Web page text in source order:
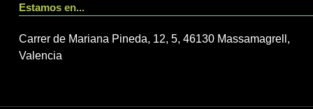
Estamos en...
Carrer de Mariana Pineda, 12, 5, 46130 Massamagrell,
Valencia